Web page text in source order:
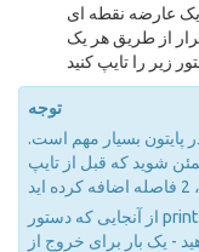
یک عارضه نقطه ای
از طریق هر یک
توجه
پایتون بسیار مهم است.
شوید که قبل از تایپ
- یک بار برای خروج از